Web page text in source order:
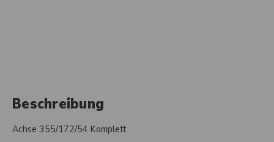
Beschreibung
Achse 355/172/54 Komplett